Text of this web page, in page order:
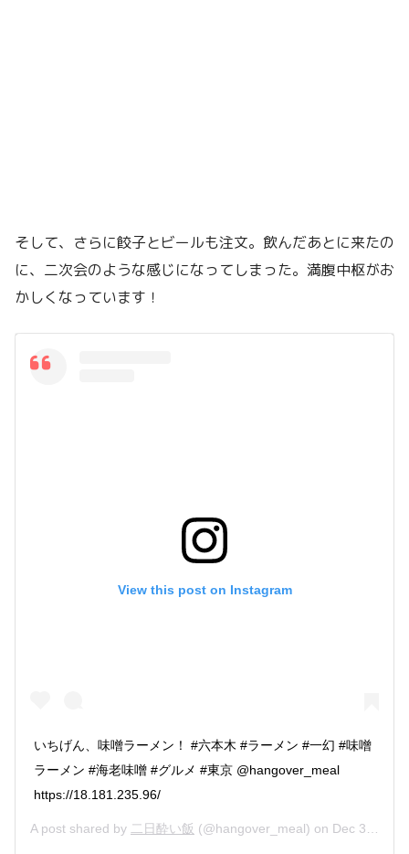
そして、さらに餃子とビールも注文。飲んだあとに来たの
に、二次会のような感じになってしまった。満腹中枢がお
かしくなっています！
View this post on Instagram
いちげん、味噌ラーメン！ #六本木 #ラーメン #一幻 #味噌
ラーメン #海老味噌 #グルメ #東京 @hangover_meal
https://18.181.235.96/
A post shared by 二日酔い飯 (@hangover_meal) on Dec 30, 2018 at 4:05pm PST